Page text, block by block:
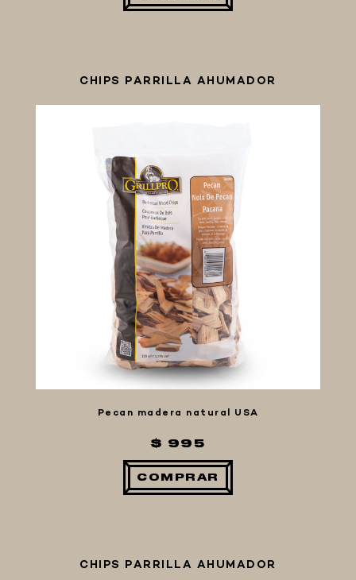
CHIPS PARRILLA AHUMADOR
Pecan madera natural USA
$ 995
COMPRAR
CHIPS PARRILLA AHUMADOR